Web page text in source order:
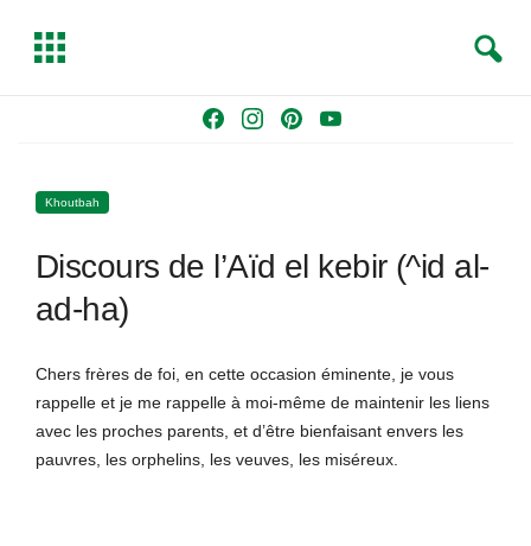
o
g
Y
b
T
g
e
a
Khoutbah
Discours de l’Aïd el kebir (^id al-
ad-ha)
Chers frères de foi, en cette occasion éminente, je vous
rappelle et je me rappelle à moi-même de maintenir les liens
avec les proches parents, et d’être bienfaisant envers les
pauvres, les orphelins, les veuves, les miséreux.